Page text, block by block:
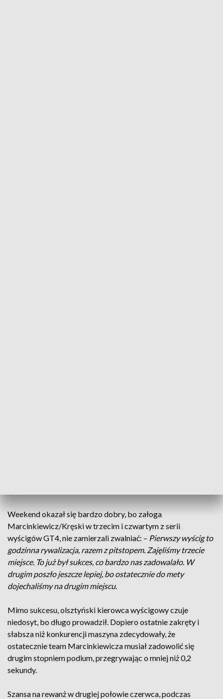
Weekend okazał się bardzo dobry, bo załoga
Marcinkiewicz/Kręski w trzecim i czwartym z serii
wyścigów GT4, nie zamierzali zwalniać: – Pierwszy wyścig to
godzinna rywalizacja, razem z pitstopem. Zajęliśmy trzecie
miejsce. To już był sukces, co bardzo nas zadowalało. W
drugim poszło jeszcze lepiej, bo ostatecznie do mety
dojechaliśmy na drugim miejscu.
Mimo sukcesu, olsztyński kierowca wyścigowy czuje
niedosyt, bo długo prowadził. Dopiero ostatnie zakręty i
słabsza niż konkurencji maszyna zdecydowały, że
ostatecznie team Marcinkiewicza musiał zadowolić się
drugim stopniem podium, przegrywając o mniej niż 0,2
sekundy.
Szansa na rewanż w drugiej połowie czerwca, podczas